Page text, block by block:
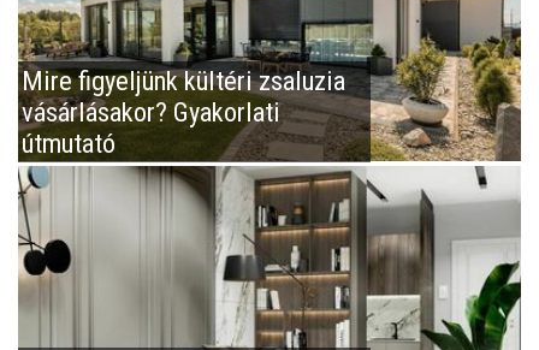
Mire figyeljünk kültéri zsaluzia
vásárlásakor? Gyakorlati
útmutató